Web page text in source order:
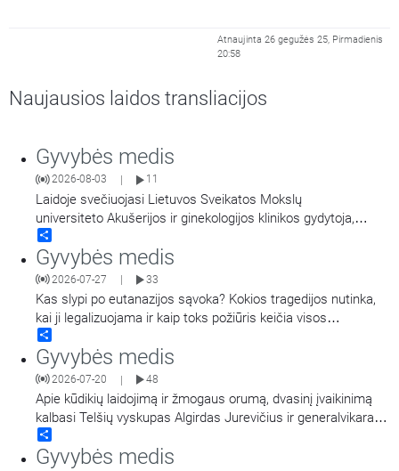
Atnaujinta 26 gegužės 25, Pirmadienis
20:58
Naujausios laidos transliacijos
Gyvybės medis
2026-08-03 11
Laidoje svečiuojasi Lietuvos Sveikatos Mokslų
universiteto Akušerijos ir ginekologijos klinikos gydytoja,
dėstytoja ir Lietuvos sveikatos mokslų universiteto Studentų
dekanė docentė Laura Malakauskienė. Šioje laidoje pokalbis:
Nuo medicinos ir sveikatos mokslų pasirinkimo iki anatomijos
paslapčių ir moters sveikatos. Laidos vedėjas Lietuvos
sveikatos mokslų
…
Gyvybės medis
2026-07-27 33
Kas slypi po eutanazijos sąvoka? Kokios tragedijos nutinka,
kai ji legalizuojama ir kaip toks požiūris keičia visos
visuomenės vertybes bei kasdienybę? Pasakoja gydytojas,
kunigas, bioetikos specialistas prof. dr. Andrius Narbekovas.
Laidą veda Regina Statkuvienė.
Gyvybės medis
2026-07-20 | 48
Apie kūdikių laidojimą ir žmogaus orumą, dvasinį įvaikinimą
kalbasi Telšių vyskupas Algirdas Jurevičius ir generalvikaras
Vilius Viktoravičius bei Dvasinio įvaikinimo
koordinatorė Jolanta Felicija Celiešienė.
Gyvybės medis